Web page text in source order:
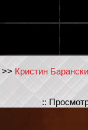
>> Кристин
::